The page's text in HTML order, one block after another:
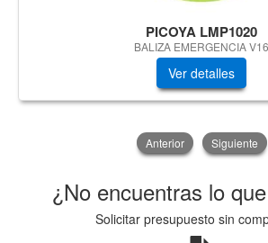
PICOYA LMP1020
BALIZA EMERGENCIA V16
Ver detalles
Anterior Siguiente
¿No encuentras lo
Solicitar presupuesto sin